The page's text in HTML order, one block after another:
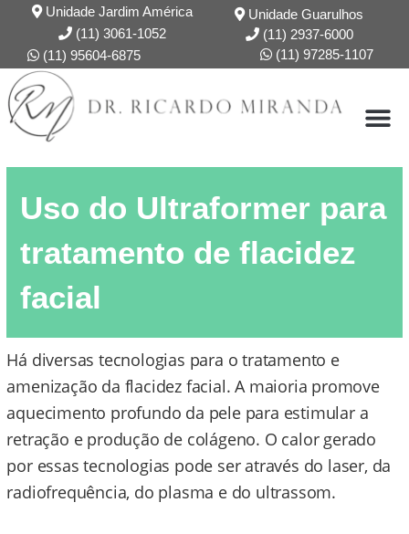
conteúdo
Unidade Jardim América
(11) 3061-1052
(11) 95604-6875
Unidade Guarulhos
(11) 2937-6000
(11) 97285-1107
Uso do Ultraformer para
tratamento de flacidez
facial
Há diversas tecnologias para o tratamento e
amenização da flacidez facial. A maioria promove
aquecimento profundo da pele para estimular a
retração e produção de colágeno. O calor gerado
por essas tecnologias pode ser através do laser, da
radiofrequência, do plasma e do ultrassom.